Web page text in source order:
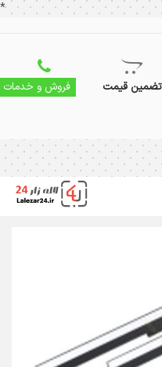
*
تضمین قیمت فروش و خدمات